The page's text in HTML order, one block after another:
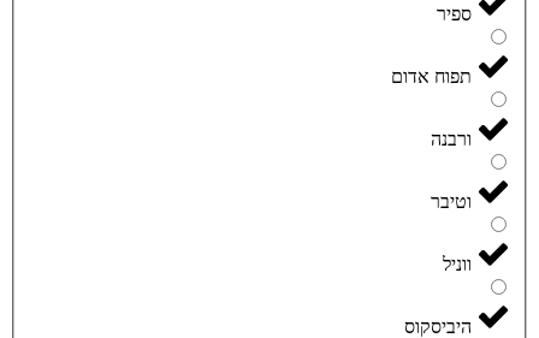
ספיר
תפוח אדום
ורבנה
וטיבר
ווניל
היביסקוס